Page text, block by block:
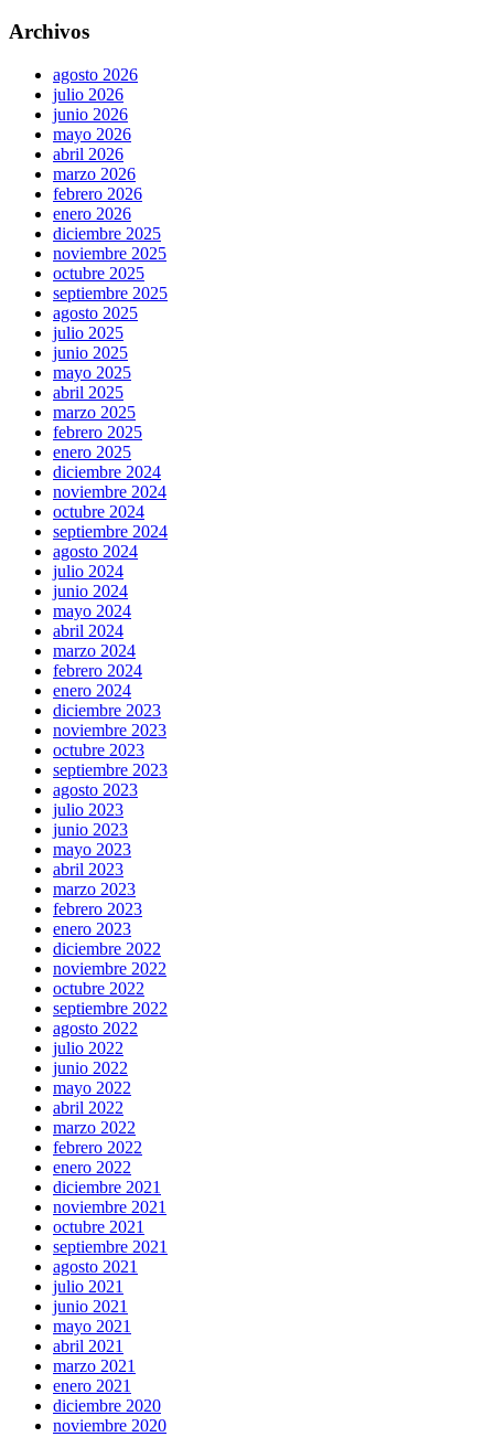
Archivos
agosto 2026
julio 2026
junio 2026
mayo 2026
abril 2026
marzo 2026
febrero 2026
enero 2026
diciembre 2025
noviembre 2025
octubre 2025
septiembre 2025
agosto 2025
julio 2025
junio 2025
mayo 2025
abril 2025
marzo 2025
febrero 2025
enero 2025
diciembre 2024
noviembre 2024
octubre 2024
septiembre 2024
agosto 2024
julio 2024
junio 2024
mayo 2024
abril 2024
marzo 2024
febrero 2024
enero 2024
diciembre 2023
noviembre 2023
octubre 2023
septiembre 2023
agosto 2023
julio 2023
junio 2023
mayo 2023
abril 2023
marzo 2023
febrero 2023
enero 2023
diciembre 2022
noviembre 2022
octubre 2022
septiembre 2022
agosto 2022
julio 2022
junio 2022
mayo 2022
abril 2022
marzo 2022
febrero 2022
enero 2022
diciembre 2021
noviembre 2021
octubre 2021
septiembre 2021
agosto 2021
julio 2021
junio 2021
mayo 2021
abril 2021
marzo 2021
enero 2021
diciembre 2020
noviembre 2020